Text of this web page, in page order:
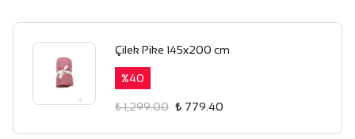
Çilek Pike 145x200 cm
%40
₺ 1,299.00 ₺ 779.40